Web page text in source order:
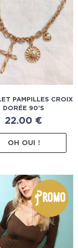
PAMPILLES CROIX
DORÉE 90’S
22.00 €
OH OUI !
Promo